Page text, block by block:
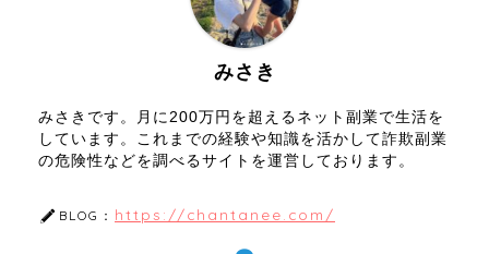
みさき
みさきです。月に200万円を超えるネット副業で生活を
しています。これまでの経験や知識を活かして詐欺副業
の危険性などを調べるサイトを運営しております。
BLOG： https://chantanee.com/